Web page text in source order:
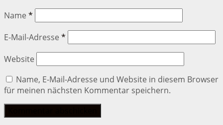
Name *
E-Mail-Adresse *
Website
Name, E-Mail-Adresse und Website in diesem Browser
für meinen nächsten Kommentar speichern.